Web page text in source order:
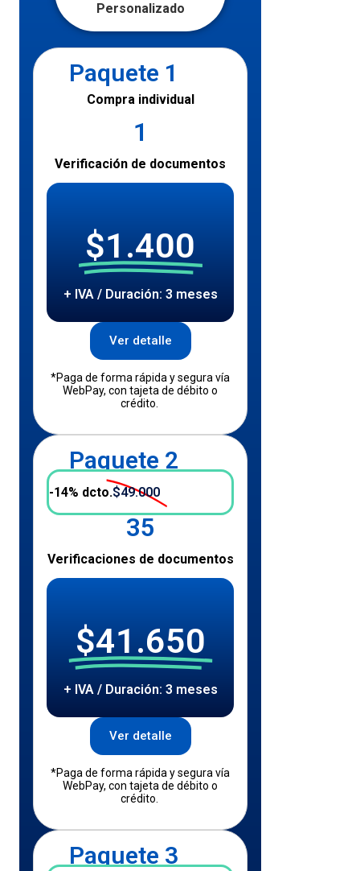
Personalizado
Paquete 1
Compra individual
1
Verificación de documentos
$1.400
+ IVA / Duración: 3 meses
Ver detalle
*Paga de forma rápida y segura vía
WebPay, con tajeta de débito o
crédito.
Paquete 2
-14% dcto.$49.000
35
Verificaciones de documentos
$41.650
+ IVA / Duración: 3 meses
Ver detalle
*Paga de forma rápida y segura vía
WebPay, con tajeta de débito o
crédito.
Paquete 3